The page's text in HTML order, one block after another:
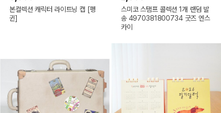
본컬렉션 캐릭터 라이트닝 캡 [펭
귄]
스미코 스탬프 콜렉션 1개 랜덤 발
송 4970381800734 굿즈 엔스
카이